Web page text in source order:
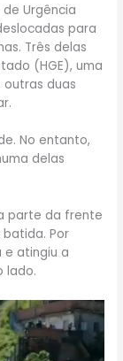
Urgência
para
Três delas
(HGE), uma
outras duas
No entanto,
delas
parte da frente
Por
e atingiu a
lado.